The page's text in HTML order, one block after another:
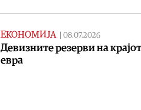
ЕКОНОМИЈА 08.07.2026
Девизните резерви на
евра